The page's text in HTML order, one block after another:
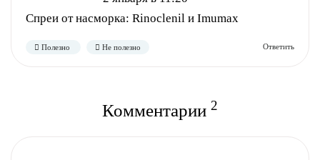
Спреи от насморка: Rinoclenil и Imumax
Комментарии 2